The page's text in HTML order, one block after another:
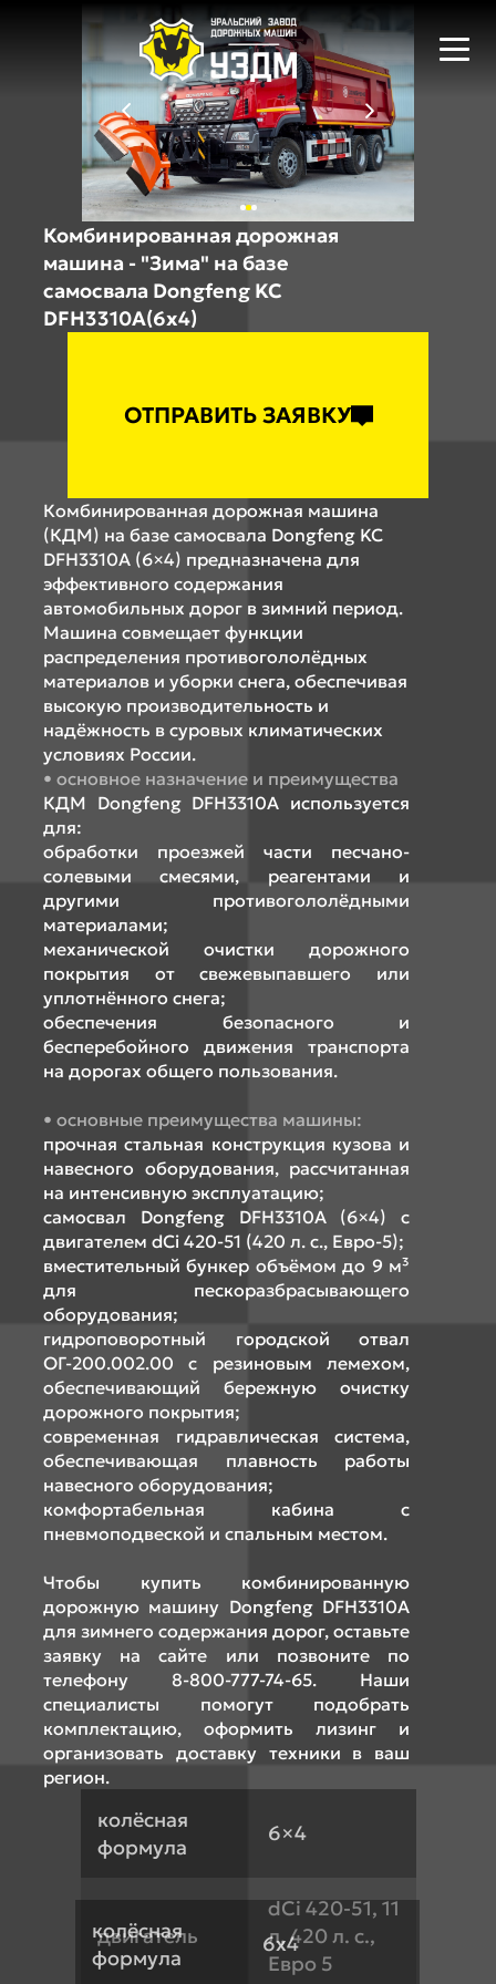
Комбинированная дорожная
машина - "Зима" на базе
самосвала Dongfeng KC
DFH3310A(6x4)
ОТПРАВИТЬ ЗАЯВКУ
Комбинированная дорожная машина
(КДМ) на базе самосвала Dongfeng KC
DFH3310A (6×4) предназначена для
эффективного содержания
автомобильных дорог в зимний период.
Машина совмещает функции
распределения противогололёдных
материалов и уборки снега, обеспечивая
высокую производительность и
надёжность в суровых климатических
условиях России.
основное назначение и преимущества
КДМ Dongfeng DFH3310A используется
для:
обработки проезжей части песчано-
солевыми смесями, реагентами и
другими противогололёдными
материалами;
механической очистки дорожного
покрытия от свежевыпавшего или
уплотнённого снега;
обеспечения безопасного и
бесперебойного движения транспорта
на дорогах общего пользования.
основные преимущества машины:
прочная стальная конструкция кузова и
навесного оборудования, рассчитанная
на интенсивную эксплуатацию;
самосвал Dongfeng DFH3310A (6×4) с
двигателем dCi 420-51 (420 л. с., Евро-5);
вместительный бункер объёмом до 9 м³
для пескоразбрасывающего
оборудования;
гидроповоротный городской отвал
ОГ-200.002.00 с резиновым лемехом,
обеспечивающий бережную очистку
дорожного покрытия;
современная гидравлическая система,
обеспечивающая плавность работы
навесного оборудования;
комфортабельная кабина с
пневмоподвеской и спальным местом.
Чтобы купить комбинированную
дорожную машину Dongfeng DFH3310A
для зимнего содержания дорог, оставьте
заявку на сайте или позвоните по
телефону 8-800-777-74-65. Наши
специалисты помогут подобрать
комплектацию, оформить лизинг и
организовать доставку техники в ваш
регион.
колёсная
формула
6×4
двигатель
dCi 420-51, 11
л, 420 л. с.,
Евро 5
колёсная
формула
6х4